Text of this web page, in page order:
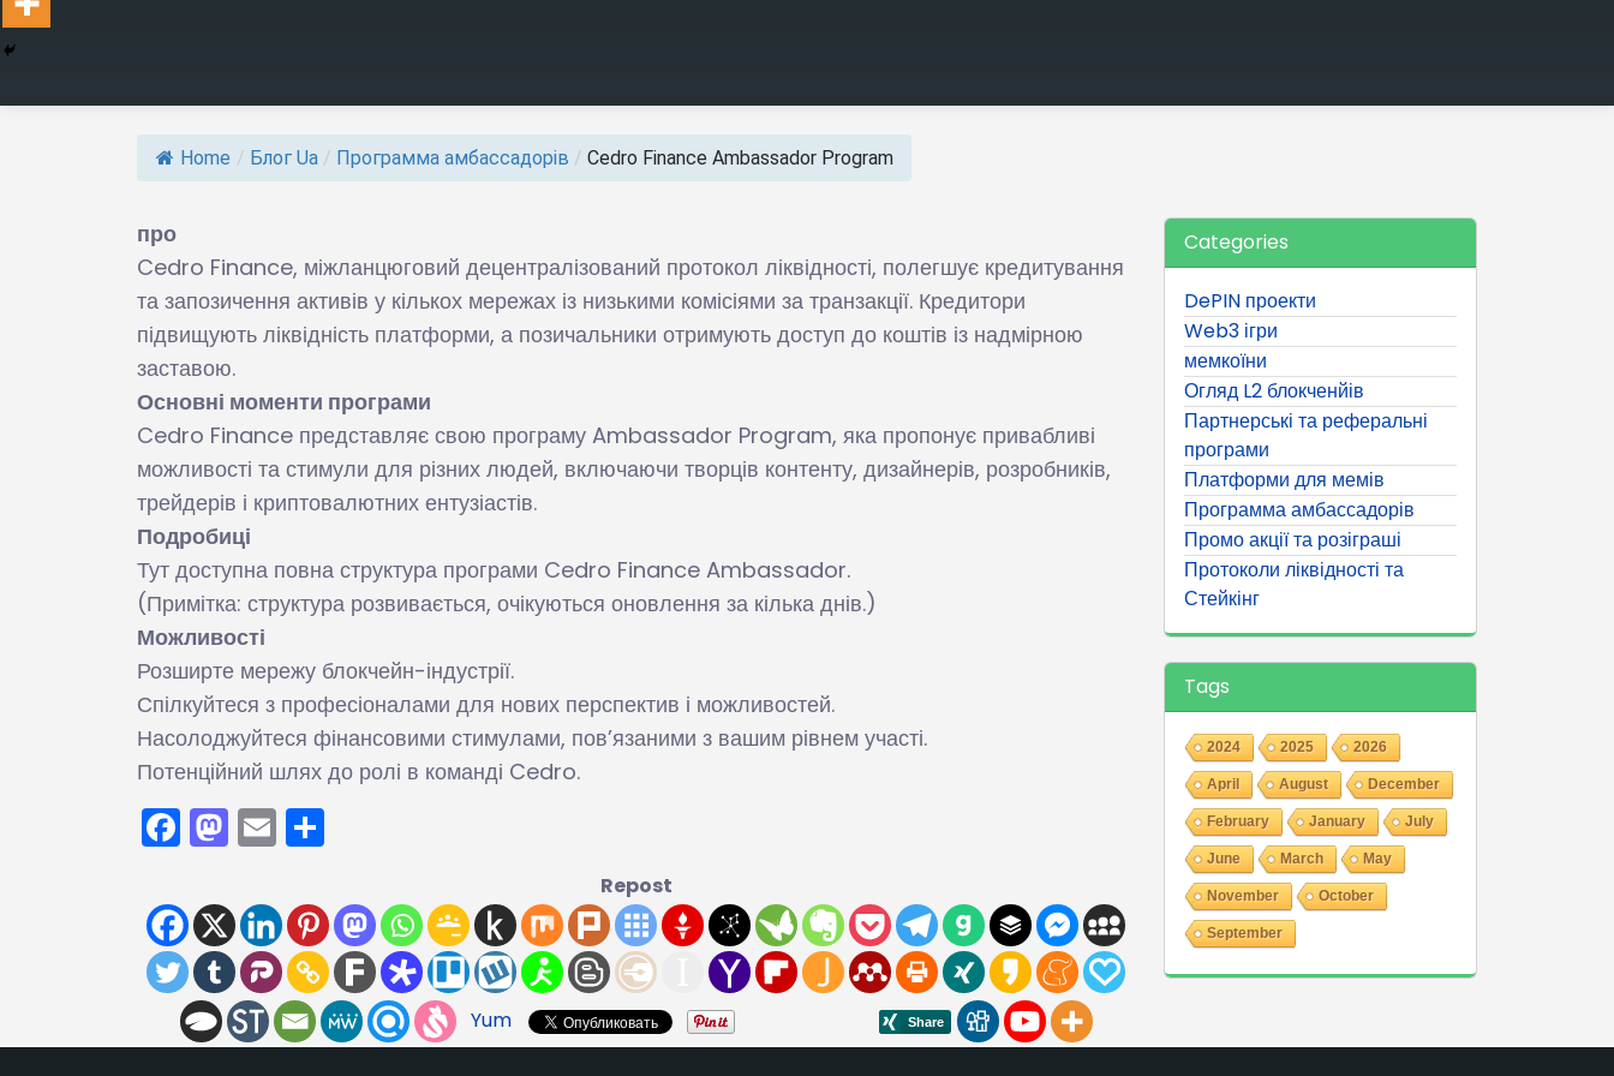
Home / Блог Ua / Программа амбассадорів / Cedro Finance Ambassador Program
про
Cedro Finance, міжланцюговий децентралізований протокол ліквідності, полегшує кредитування
та запозичення активів у кількох мережах із низькими комісіями за транзакції. Кредитори
підвищують ліквідність платформи, а позичальники отримують доступ до коштів із надмірною
заставою.
Основні моменти програми
Cedro Finance представляє свою програму Ambassador Program, яка пропонує привабливі
можливості та стимули для різних людей, включаючи творців контенту, дизайнерів, розробників,
трейдерів і криптовалютних ентузіастів.
Подробиці
Тут доступна повна структура програми Cedro Finance Ambassador.
(Примітка: структура розвивається, очікуються оновлення за кілька днів.)
Можливості
Розширте мережу блокчейн-індустрії.
Спілкуйтеся з професіоналами для нових перспектив і можливостей.
Насолоджуйтеся фінансовими стимулами, пов’язаними з вашим рівнем участі.
Потенційний шлях до ролі в команді Cedro.
Facebook
Mastodon
Email
Repost
Yum
Categories
DePIN проекти
Web3 ігри
мемкоїни
Огляд L2 блокченйів
Партнерські та реферальні
програми
Платформи для мемів
Программа амбассадорів
Промо акції та розіграші
Протоколи ліквідності та
Стейкінг
Tags
2024 2025 2026
April August December
February January July
June March May
November October
September